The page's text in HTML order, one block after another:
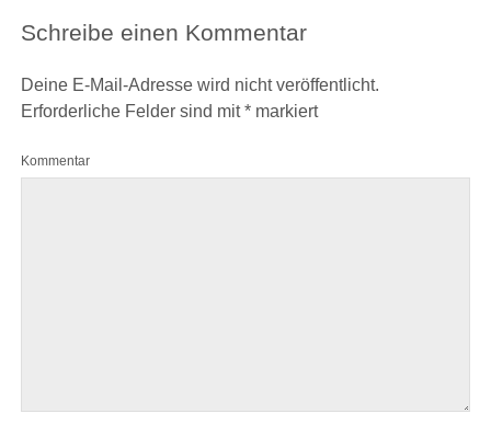
Schreibe einen Kommentar
Deine E-Mail-Adresse wird nicht veröffentlicht.
Erforderliche Felder sind mit*markiert
Kommentar